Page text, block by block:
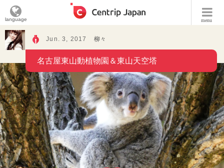
menu
language
Jun. 3, 2017 柳々
名古屋東山動植物園＆東山天空塔